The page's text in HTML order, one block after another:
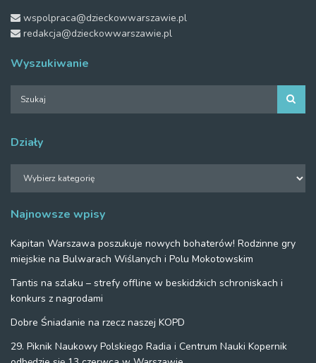
wspolpraca@dzieckowwarszawie.pl
redakcja@dzieckowwarszawie.pl
Wyszukiwanie
Działy
Najnowsze wpisy
Kapitan Warszawa poszukuje nowych bohaterów! Rodzinne gry
miejskie na Bulwarach Wiślanych i Polu Mokotowskim
Tantis na szlaku – strefy offline w beskidzkich schroniskach i
konkurs z nagrodami
Dobre Śniadanie na rzecz naszej KOPD
29. Piknik Naukowy Polskiego Radia i Centrum Nauki Kopernik